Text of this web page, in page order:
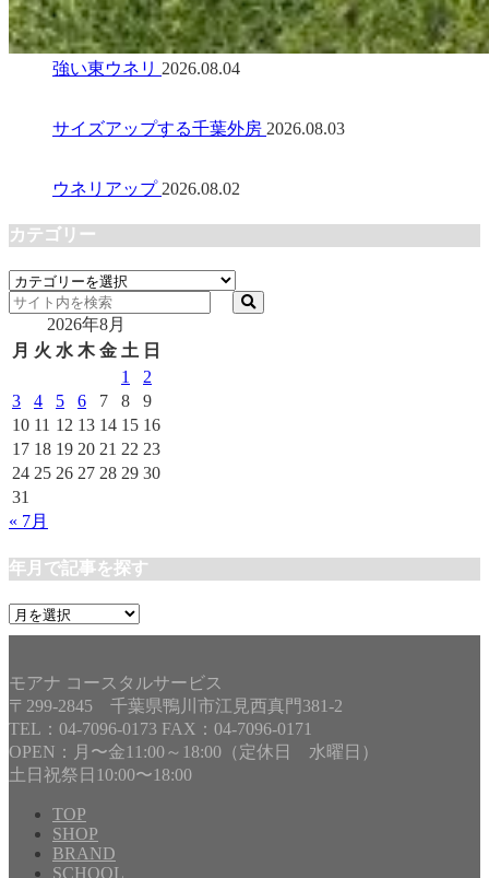
強い東ウネリ 2026.08.04
サイズアップする千葉外房 2026.08.03
ウネリアップ 2026.08.02
カテゴリー
カ
テ
リ
2026年8月
月 火 水 木 金 土 日
1
2
3
4 5 6 7 8
9
10 11 12 13 14 15 16
17 18 19 20 21 22 23
24 25 26 27 28 29 30
31
« 7月
年月で記事を探す
年
月
記
事
を
探
す
モアナ コースタルサービス
〒299-2845 千葉県鴨川市江見西真門381-2
TEL：04-7096-0173 FAX：04-7096-0171
OPEN：月〜金11:00～18:00（定休日 水曜日）
土日祝祭日10:00〜18:00
TOP
SHOP
BRAND
SCHOOL